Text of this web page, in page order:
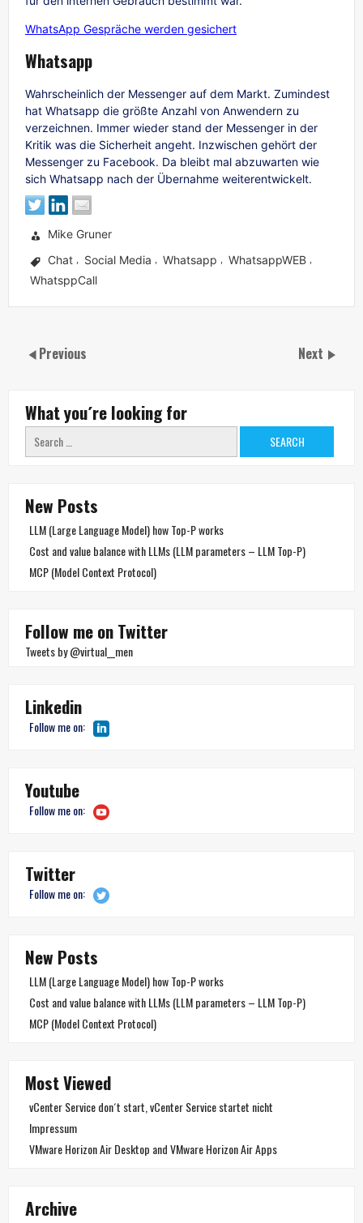
WhatsApp Gespräche werden gesichert
Whatsapp
Wahrscheinlich der Messenger auf dem Markt. Zumindest
hat Whatsapp die größte Anzahl von Anwendern zu
verzeichnen. Immer wieder stand der Messenger in der
Kritik was die Sicherheit angeht. Inzwischen gehört der
Messenger zu Facebook. Da bleibt mal abzuwarten wie
sich Whatsapp nach der Übernahme weiterentwickelt.
Mike Gruner
Chat
Social Media Whatsapp WhatsappWEB
WhatsppCall
Previous Next
What you´re looking for
Search
for:
New Posts
LLM (Large Language Model) how Top-P works
Cost and value balance with LLMs (LLM parameters – LLM Top-P)
MCP (Model Context Protocol)
Follow me on Twitter
Tweets by @virtual__men
Linkedin
Follow me on:
Youtube
Follow me on:
Twitter
Follow me on:
New Posts
LLM (Large Language Model) how Top-P works
Cost and value balance with LLMs (LLM parameters – LLM Top-P)
MCP (Model Context Protocol)
Most Viewed
vCenter Service don´t start, vCenter Service startet nicht
Impressum
VMware Horizon Air Desktop and VMware Horizon Air Apps
Archive